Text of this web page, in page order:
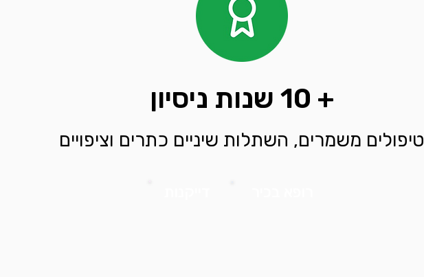
+ 10 שנות ניסיון
טיפולים משמרים, השתלות שיניים כתרים וציפויים